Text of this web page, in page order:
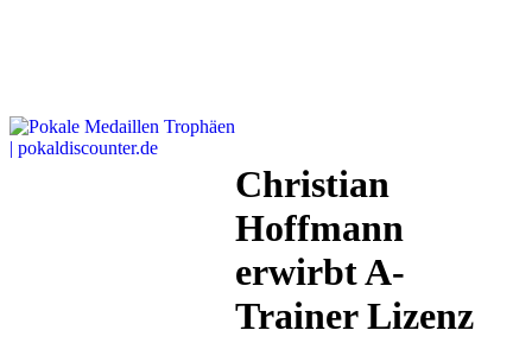
Christian
Hoffmann
erwirbt A-
Trainer Lizenz